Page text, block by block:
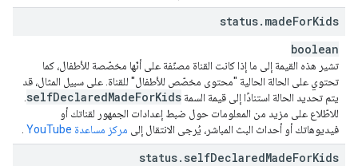
status. madeForKids
boolean
تشير هذه القيمة إلى ما إذا كانت القناة مصنّفة على أنّها مخصّصة للأطفال، كما
تحتوي على الحالة الحالية "محتوى مخصّص للأطفال" للقناة. على سبيل المثال، قد
يتم تحديد الحالة استنادًا إلى قيمة السمة
selfDeclaredMadeForKids
للاطّلاع على مزيد من المعلومات حول ضبط إعدادات الجمهور لقناتك أو
فيديوهاتك أو أحداث البث المباشر، يُرجى الانتقال إلى مركز مساعدة YouTube
status. selfDeclaredMadeForKids